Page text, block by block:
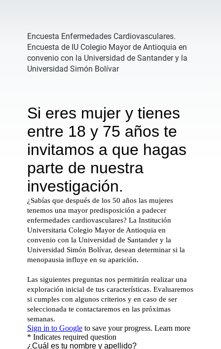
Encuesta Enfermedades Cardiovasculares.
Encuesta de IU Colegio Mayor de Antioquia en
convenio con la Universidad de Santander y la
Universidad Simón Bolívar